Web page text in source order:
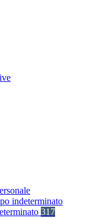
indeterminato
317